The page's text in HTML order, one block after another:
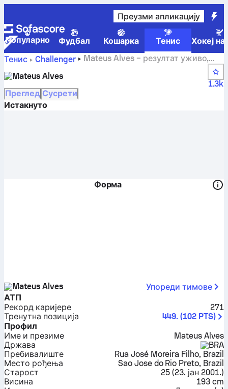
Преузми апликацију
Популарно Фудбал Кошарка Тенис
Хокеј
Тенис
Challenger
Mateus Alves – резултат уживо,
Mateus Alves
1.3k
Преглед Сусрети
Истакнуто
Форма
Mateus Alves
Упореди тимове
АТП
Рекорд каријере
271
Тренутна позиција
449. (102 PTS)
Профил
Име и презиме
Mateus Alves
Држава
BRA
Пребивалиште
Rua José Moreira Filho, Brazil
Место рођења
Sao Jose do Rio Preto, Brazil
Старост
25 (23. јан 2001.)
Висина
193 cm